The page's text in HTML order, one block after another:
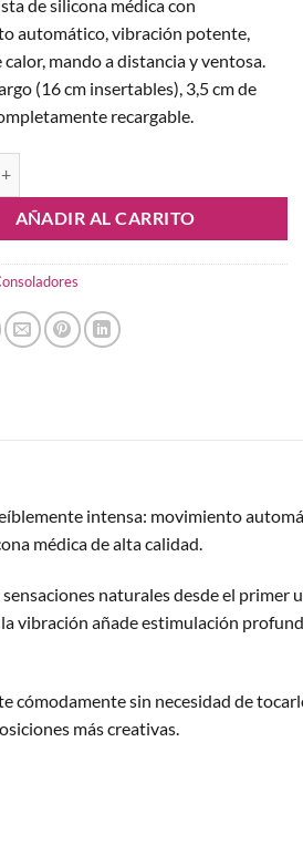
de silicona médica con
automático, vibración potente,
mando a distancia y ventosa.
(16 cm insertables), 3,5 cm de
recargable.
AÑADIR AL CARRITO
intensa: movimiento
médica de alta calidad.
naturales desde el primer
vibración añade estimulación
cómodamente sin necesidad de
más creativas.